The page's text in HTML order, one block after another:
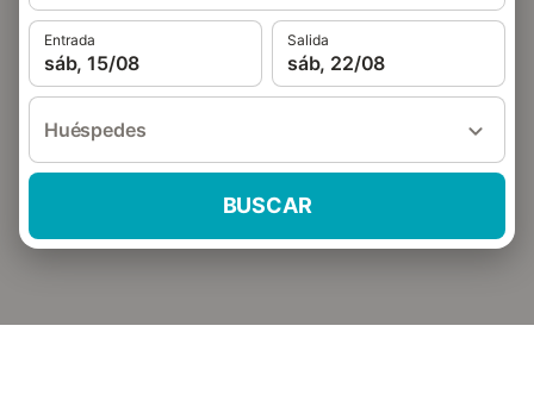
Entrada
sáb, 15/08
Salida
sáb, 22/08
Huéspedes
BUSCAR